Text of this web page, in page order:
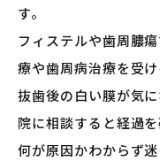
す。
フィステルや歯周膿
療や歯周病治療を受
抜歯後の白い膜が気
院に相談すると経過
何が原因かわからず